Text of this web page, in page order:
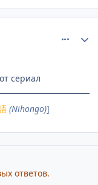
сериал
(Nihongo)]
ответов.